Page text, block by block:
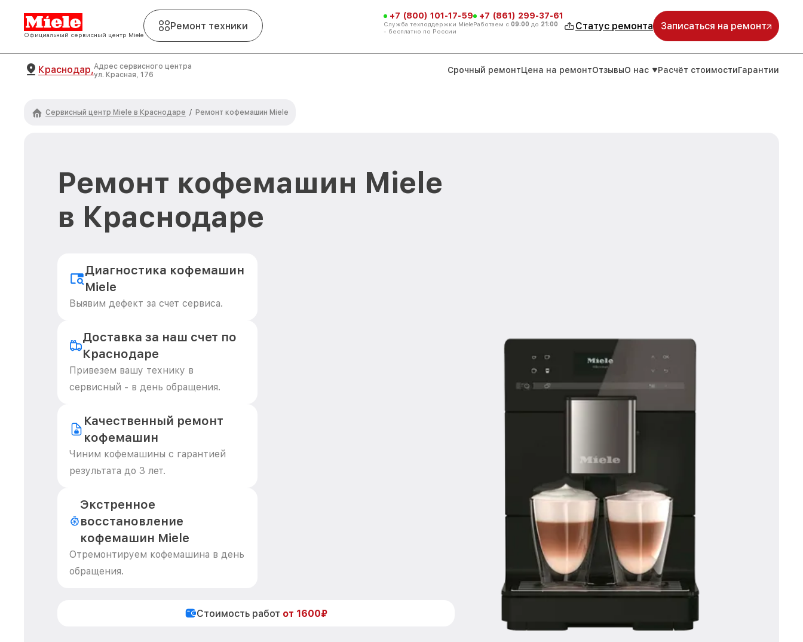
Официальный сервисный центр Miele
Ремонт техники
+7 (800) 101-17-59
Служба техподдержки Miele
- бесплатно по России
+7 (861) 299-37-61
Работаем с 09:00 до 21:00 Статус ремонта Записаться на ремонт
Краснодар,Адрес сервисного центра
ул. Красная, 176
Срочный ремонтЦена на ремонтОтзывыО нас Расчёт стоимостиГарантии
Сервисный центр Miele в Краснодаре / Ремонт кофемашин Miele
Ремонт кофемашин Miele
в Краснодаре
Диагностика кофемашин
Miele
Выявим дефект за счет сервиса.
Доставка за наш счет по
Краснодаре
Привезем вашу технику в
сервисный - в день обращения.
Качественный ремонт
кофемашин
Чиним кофемашины с гарантией
результата до 3 лет.
Экстренное
восстановление
кофемашин Miele
Отремонтируем кофемашина в день
обращения.
Стоимость работ от 1600₽